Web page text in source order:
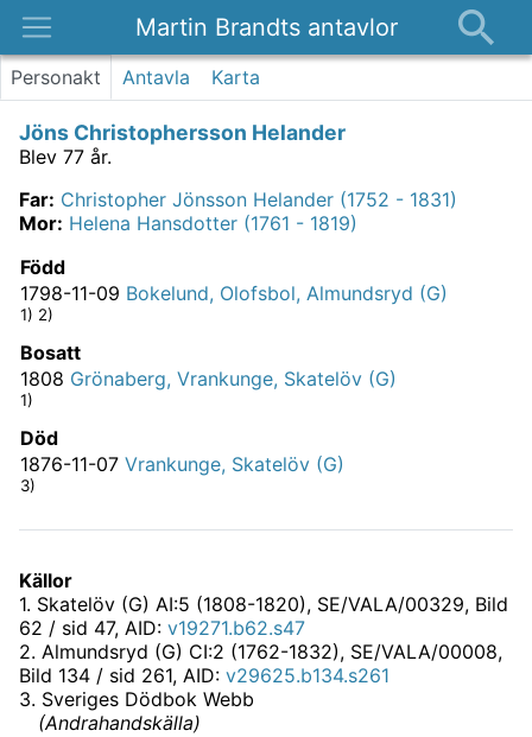
Martin Brandts antavlor
Platser
Om
Kontakt
Personakt Antavla Karta
Jöns Christophersson Helander
Blev 77 år.
Far: Christopher Jönsson Helander (1752 - 1831)
Mor: Helena Hansdotter (1761 - 1819)
Född
1798-11-09 Bokelund, Olofsbol, Almundsryd (G)
1) 2)
Bosatt
1808 Grönaberg, Vrankunge, Skatelöv (G)
1)
Död
1876-11-07 Vrankunge, Skatelöv (G)
3)
Källor
1. Skatelöv (G) AI:5 (1808-1820), SE/VALA/00329, Bild
62 / sid 47, AID: v19271.b62.s47
2. Almundsryd (G) CI:2 (1762-1832), SE/VALA/00008,
Bild 134 / sid 261, AID: v29625.b134.s261
3. Sveriges Dödbok Webb
(Andrahandskälla)